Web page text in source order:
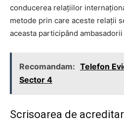
conducerea relațiilor
metode prin care aceste relații
aceasta participând
Recomandam: Telefon
Sector 4
Scrisoarea de